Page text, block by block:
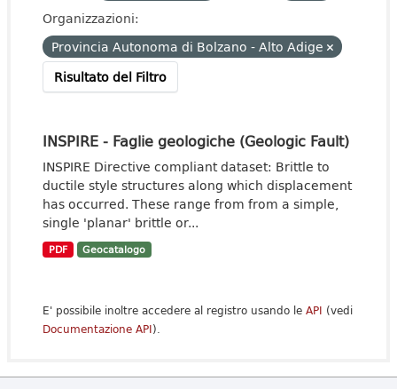
Organizzazioni:
Provincia Autonoma di Bolzano - Alto Adige
Risultato del Filtro
INSPIRE - Faglie geologiche (Geologic Fault)
INSPIRE Directive compliant dataset: Brittle to
ductile style structures along which displacement
has occurred. These range from from a simple,
single 'planar' brittle or...
PDF Geocatalogo
E' possibile inoltre accedere al registro usando le API (vedi
Documentazione API).